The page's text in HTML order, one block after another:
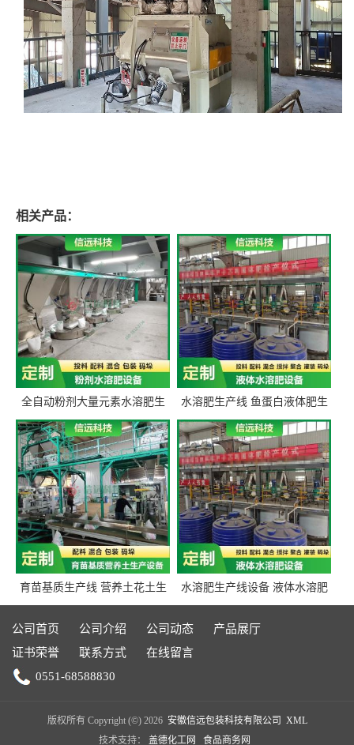
相关产品：
全自动粉剂大量元素水溶肥生
产设备 信远科技肥料生产设备
源头厂家
水溶肥生产线 鱼蛋白液体肥生
产设备 氨基酸液态肥全套设备
育苗基质生产线 营养土花土生
产线 有机肥生产线设备
水溶肥生产线设备 液体水溶肥
生产线 桶装液体水溶肥生产线
设备
公司首页 公司介绍 公司动态
产品展厅
证书荣誉
联系方式
在线留言
0551-68588830
版权所有 Copyright (©) 2026 安徽信远包装科技有限公司
XML
技术支持： 盖德化工网 食品商务网